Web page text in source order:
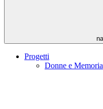
Progetti
Donne e Memoria